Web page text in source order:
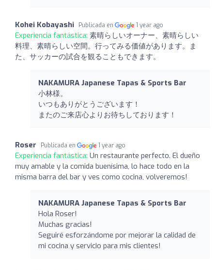
Kohei Kobayashi Publicada en 1 year ago
Experiencia fantástica: 素晴らしいオーナー、素晴らしい
料理、素晴らしい空間。行ってみる価値があります。ま
た、サッカーの試合を観ることもできます。
NAKAMURA Japanese Tapas & Sports Bar
小林様。
いつもありがとうございます！
またのご来店心よりお待ちしております！
Roser Publicada en 1 year ago
Experiencia fantástica: Un restaurante perfecto. El dueño
muy amable y la comida buenísima, lo hace todo en la
misma barra del bar y ves como cocina, volveremos!
NAKAMURA Japanese Tapas & Sports Bar
Hola Roser!
Muchas gracias!
Seguiré esforzándome por mejorar la calidad de
mi cocina y servicio para mis clientes!